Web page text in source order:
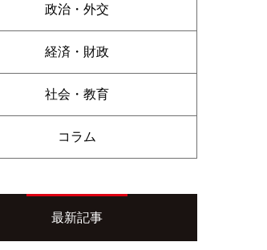
政治・外交
経済・財政
社会・教育
コラム
最新記事